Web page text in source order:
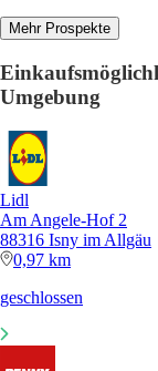
Mehr Prospekte
Umgebung
Lidl
Am Angele-Hof 2
88316 Isny im Allgäu
0,97 km
geschlossen